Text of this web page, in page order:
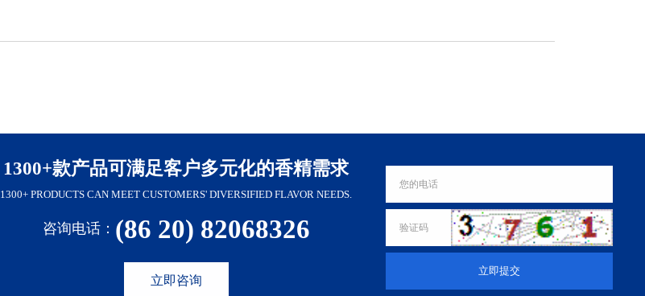
1300+款产品可满足客户多元化的香精需求
1300+ PRODUCTS CAN MEET CUSTOMERS' DIVERSIFIED FLAVOR NEEDS.
咨询电话： (86 20) 82068326
立即咨询
立即提交